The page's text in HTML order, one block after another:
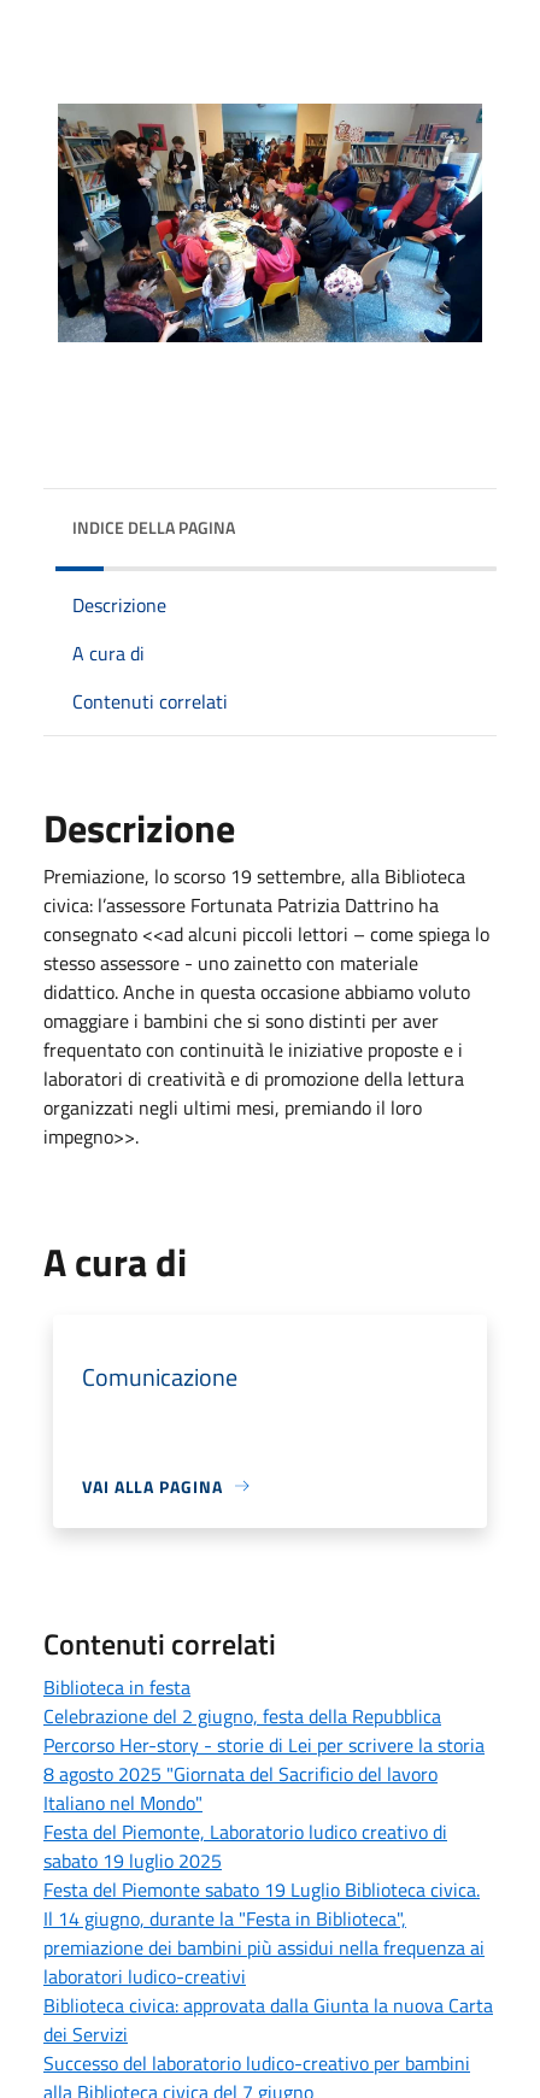
INDICE DELLA PAGINA
Descrizione
A cura di
Contenuti correlati
Descrizione
Premiazione, lo scorso 19 settembre, alla Biblioteca
civica: l’assessore Fortunata Patrizia Dattrino ha
consegnato <<ad alcuni piccoli lettori – come spiega lo
stesso assessore - uno zainetto con materiale
didattico. Anche in questa occasione abbiamo voluto
omaggiare i bambini che si sono distinti per aver
frequentato con continuità le iniziative proposte e i
laboratori di creatività e di promozione della lettura
organizzati negli ultimi mesi, premiando il loro
impegno>>.
A cura di
Comunicazione
VAI ALLA PAGINA
Contenuti correlati
Biblioteca in festa
Celebrazione del 2 giugno, festa della Repubblica
Percorso Her-story - storie di Lei per scrivere la storia
8 agosto 2025 "Giornata del Sacrificio del lavoro
Italiano nel Mondo"
Festa del Piemonte, Laboratorio ludico creativo di
sabato 19 luglio 2025
Festa del Piemonte sabato 19 Luglio Biblioteca civica.
Il 14 giugno, durante la "Festa in Biblioteca",
premiazione dei bambini più assidui nella frequenza ai
laboratori ludico-creativi
Biblioteca civica: approvata dalla Giunta la nuova Carta
dei Servizi
Successo del laboratorio ludico-creativo per bambini
alla Biblioteca civica del 7 giugno